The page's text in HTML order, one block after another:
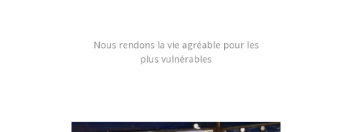
Nous rendons la vie agréable pour les
plus vulnérables